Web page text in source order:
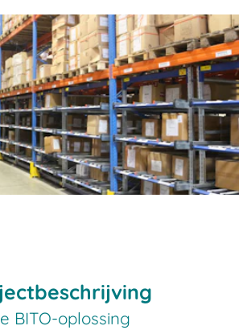
BITO-oplossing